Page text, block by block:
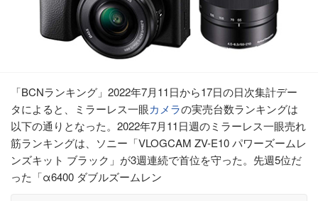
「BCNランキング」2022年7月11日から17日の日次集計デー
タによると、ミラーレス一眼カメラの実売台数ランキングは
以下の通りとなった。2022年7月11日週のミラーレス一眼売れ
筋ランキングは、ソニー「VLOGCAM ZV-E10 パワーズームレ
ンズキット ブラック」が3週連続で首位を守った。先週5位だ
った「α6400 ダブルズームレン